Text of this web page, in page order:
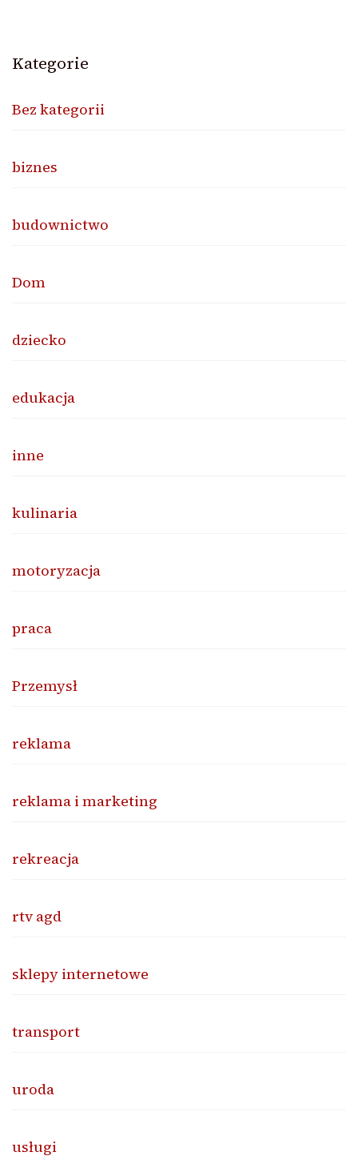
Kategorie
Bez kategorii
biznes
budownictwo
Dom
dziecko
edukacja
inne
kulinaria
motoryzacja
praca
Przemysł
reklama
reklama i marketing
rekreacja
rtv agd
sklepy internetowe
transport
uroda
usługi